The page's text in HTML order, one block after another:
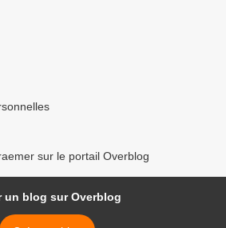
sur le portail Overblog
un blog sur Overblog